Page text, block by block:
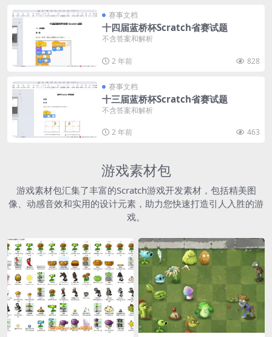
赛事文档
十四届蓝桥杯Scratch省赛试题
不含答案和解析
2 年前 828
赛事文档
十三届蓝桥杯Scratch省赛试题
不含答案和解析
2 年前 463
游戏素材包
游戏素材包汇集了丰富的Scratch游戏开发素材，包括精美图
像、动感音效和实用的设计元素，助力您快速打造引人入胜的游
戏。